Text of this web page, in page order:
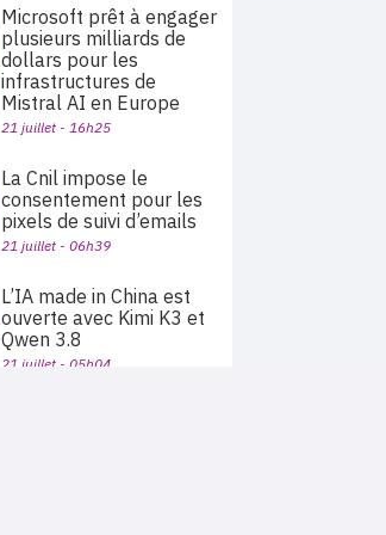
Microsoft prêt à engager
plusieurs milliards de
dollars pour les
infrastructures de
Mistral AI en Europe
21 juillet - 16h25
La Cnil impose le
consentement pour les
pixels de suivi d’emails
21 juillet - 06h39
L’IA made in China est
ouverte avec Kimi K3 et
Qwen 3.8
21 juillet - 05h04